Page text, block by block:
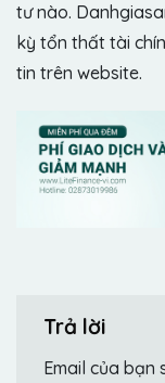
tư nào.
kỳ tổn thất tài
tin trên website.
Trả lời
Email của bạn